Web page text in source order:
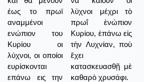
έως το πρωϊ
αναμμένοι
ενώπιον του
Κυρίου οι
λύχνοι, οι οποίοι
ευρίσκονται
επάνω εις την
λύχνοι μέχρι τὸ
πρωΐ ἐνώπιον
Κυρίου, ἐπάνω εἰς
τὴν Λυχνίαν, ποὺ
ἔχει
κατασκευασθῇ μὲ
καθαρὸ χρυσάφι.